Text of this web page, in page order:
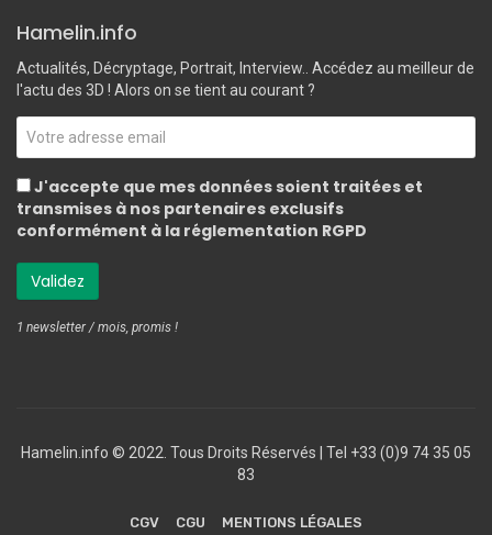
Hamelin.info
Actualités, Décryptage, Portrait, Interview.. Accédez au meilleur de
l'actu des 3D ! Alors on se tient au courant ?
J'accepte que mes données soient traitées et
transmises à nos partenaires exclusifs
conformément à la réglementation RGPD
1 newsletter / mois, promis !
Hamelin.info © 2022. Tous Droits Réservés ‎| Tel +33 (0)9 74 35 05
83
CGV CGU MENTIONS LÉGALES